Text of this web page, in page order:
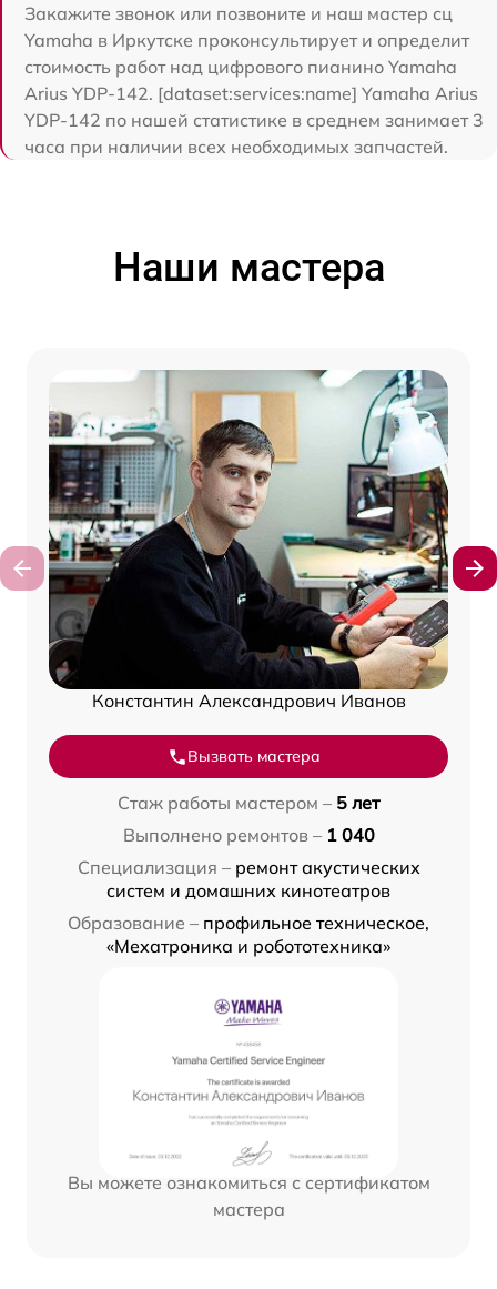
Закажите звонок или позвоните и наш мастер сц
Yamaha в Иркутске проконсультирует и определит
стоимость работ над цифрового пианино Yamaha
Arius YDP-142. [dataset:services:name] Yamaha Arius
YDP-142 по нашей статистике в среднем занимает 3
часа при наличии всех необходимых запчастей.
Наши мастера
Константин Александрович Иванов
Вызвать мастера
Стаж работы мастером – 5 лет
Выполнено ремонтов – 1 040
Специализация – ремонт акустических
систем и домашних кинотеатров
Образование – профильное техническое,
«Мехатроника и робототехника»
Вы можете ознакомиться с сертификатом
мастера